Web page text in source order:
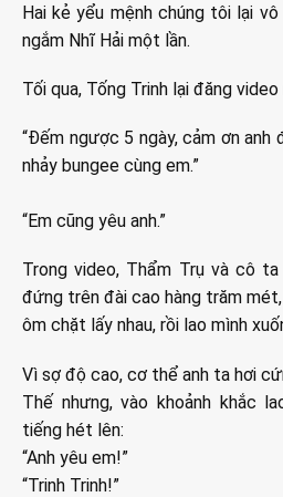
Hai kẻ yểu mệnh chúng tôi lại
ngắm Nhĩ Hải một lần.
Tối qua, Tống Trinh lại đăng video
“Đếm ngược 5 ngày, cảm ơn
nhảy bungee cùng em.”
“Em cũng yêu anh.”
Trong video, Thẩm Trụ và cô
đứng trên đài cao hàng trăm mét,
ôm chặt lấy nhau, rồi lao mình
Vì sợ độ cao, cơ thể anh ta hơi
Thế nhưng, vào khoảnh khắc
tiếng hét lên:
“Anh yêu em!”
“Trinh Trinh!”